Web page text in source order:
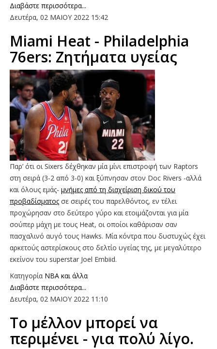
Διαβάστε περισσότερα...
Δευτέρα, 02 ΜΑΙΟΥ 2022 15:42
Miami Heat - Philadelphia
76ers: Ζητήματα υγείας
Παρ’ ότι οι Sixers δέχθηκαν μία μίνι επιστροφή των Raptors
στη σειρά (3-2 από 3-0) και ξύπνησαν στον Doc Rivers -αλλά
και όλους εμάς- μνήμες από τη διαχείριση δικού του
προβαδίσματος σε σειρές του παρελθόντος, εν τέλει
προχώρησαν στο δεύτερο γύρο και ετοιμάζονται για μία
σούπερ μάχη με τους Heat, οι οποίοι καθάρισαν σαν
πασχαλινό αυγό τους Hawks. Μία κόντρα που δυστυχώς έχει
αρκετούς αστερίσκους στο δελτίο υγείας της, με μεγαλύτερο
εκείνον του superstar Joel Embiid.
Κατηγορία NBA και άλλα
Διαβάστε περισσότερα...
Δευτέρα, 02 ΜΑΙΟΥ 2022 11:10
Το μέλλον μπορεί να
περιμένει - για πολύ λίγο.